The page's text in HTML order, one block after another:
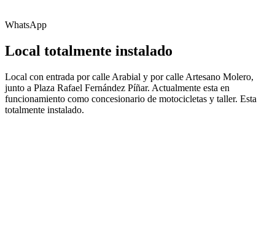
WhatsApp
Local totalmente instalado
Local con entrada por calle Arabial y por calle Artesano Molero,
junto a Plaza Rafael Fernández Píñar. Actualmente esta en
funcionamiento como concesionario de motocicletas y taller. Esta
totalmente instalado.